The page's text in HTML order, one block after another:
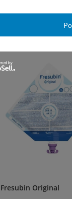
Fresubin Original